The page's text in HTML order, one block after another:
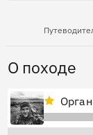
О походе